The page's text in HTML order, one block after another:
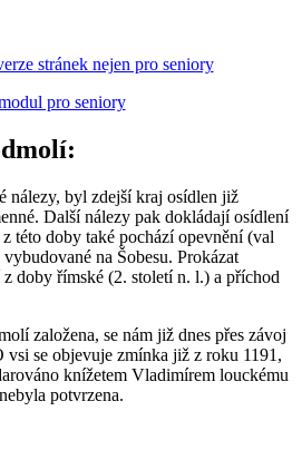
stránek nejen pro seniory
nálezy, byl zdejší kraj osídlen již
Další nálezy pak dokládají osídlení
této doby také pochází opevnění (val
na Šobesu. Prokázat
doby římské (2. století n. l.) a příchod
založena, se nám již dnes přes závoj
vsi se objevuje zmínka již z roku 1191,
knížetem Vladimírem louckému
potvrzena.